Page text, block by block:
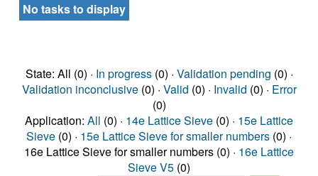
No tasks to display
State: All (0) · In progress(0) · Validation pending (0) ·
Validation inconclusive(0) · Valid (0) · Invalid (0) · Error
(0)
Application: All (0) · 14e Lattice Sieve (0) · 15e Lattice
Sieve (0) · 15e Lattice Sieve for smaller numbers (0) ·
16e Lattice Sieve for smaller numbers (0) · 16e Lattice
Sieve V5 (0)